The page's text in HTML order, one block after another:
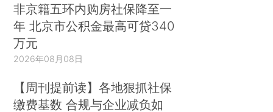
非京籍五环内购房社保降至一
年 北京市公积金最高可贷340
万元
2026年08月08日
【周刊提前读】各地狠抓社保
缴费基数 合规与企业减负如